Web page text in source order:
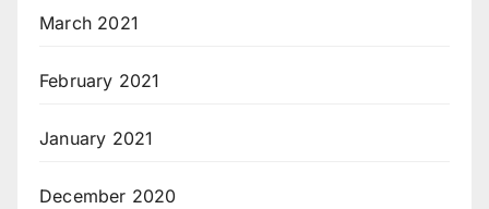
March 2021
February 2021
January 2021
December 2020